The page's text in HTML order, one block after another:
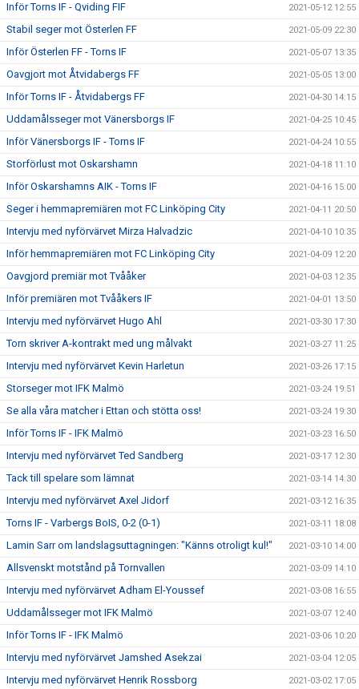
Inför Torns IF - Qviding FIF 2021-05-12 12:55
Stabil seger mot Österlen FF 2021-05-09 22:30
Inför Österlen FF - Torns IF 2021-05-07 13:35
Oavgjort mot Åtvidabergs FF 2021-05-05 13:00
Inför Torns IF - Åtvidabergs FF 2021-04-30 14:15
Uddamålsseger mot Vänersborgs IF 2021-04-25 10:45
Inför Vänersborgs IF - Torns IF 2021-04-24 10:55
Storförlust mot Oskarshamn 2021-04-18 11:10
Inför Oskarshamns AIK - Torns IF 2021-04-16 15:00
Seger i hemmapremiären mot FC Linköping City 2021-04-11 20:50
Intervju med nyförvärvet Mirza Halvadzic 2021-04-10 10:35
Inför hemmapremiären mot FC Linköping City 2021-04-09 12:20
Oavgjord premiär mot Tvååker 2021-04-03 12:35
Inför premiären mot Tvååkers IF 2021-04-01 13:50
Intervju med nyförvärvet Hugo Ahl 2021-03-30 17:30
Torn skriver A-kontrakt med ung målvakt 2021-03-27 11:25
Intervju med nyförvärvet Kevin Harletun 2021-03-26 17:15
Storseger mot IFK Malmö 2021-03-24 19:51
Se alla våra matcher i Ettan och stötta oss! 2021-03-24 19:30
Inför Torns IF - IFK Malmö 2021-03-23 16:50
Intervju med nyförvärvet Ted Sandberg 2021-03-17 12:30
Tack till spelare som lämnat 2021-03-14 14:30
Intervju med nyförvärvet Axel Jidorf 2021-03-12 16:35
Torns IF - Varbergs BoIS, 0-2 (0-1) 2021-03-11 18:08
Lamin Sarr om landslagsuttagningen: "Känns otroligt kul!" 2021-03-10 14:00
Allsvenskt motstånd på Tornvallen 2021-03-09 14:10
Intervju med nyförvärvet Adham El-Youssef 2021-03-08 16:55
Uddamålsseger mot IFK Malmö 2021-03-07 12:40
Inför Torns IF - IFK Malmö 2021-03-06 10:20
Intervju med nyförvärvet Jamshed Asekzai 2021-03-04 12:05
Intervju med nyförvärvet Henrik Rossborg 2021-03-02 17:05